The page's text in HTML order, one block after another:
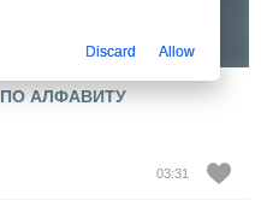
ПО АЛФАВИТУ
03:31
Discard Allow